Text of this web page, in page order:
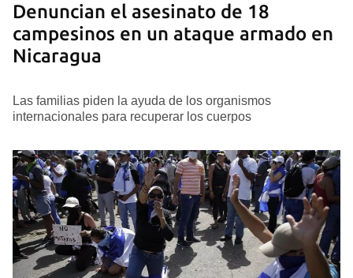
Denuncian el asesinato de 18
campesinos en un ataque armado en
Nicaragua
Las familias piden la ayuda de los organismos
internacionales para recuperar los cuerpos